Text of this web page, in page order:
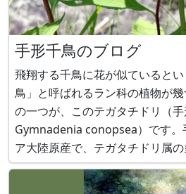
手形千鳥のブログ
飛翔する千鳥に花が似ていると
鳥」と呼ばれるラン科の植物が
の一つが、このテガタチドリ（手
Gymnadenia conopsea）です。
ア大陸原産で、テガタチドリ属
「手形」と付きますが、その理
う？ ①葉っぱの形、②果実の